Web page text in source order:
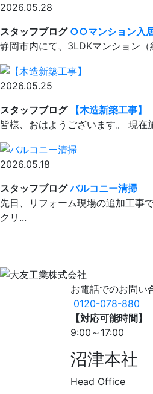
2026.05.28
スタッフブログ ○○マンション入
静岡市内にて、3LDKマンション
2026.05.25
スタッフブログ
【木造新築工事】
皆様、おはようございます。 現
2026.05.18
スタッフブログ バルコニー清掃
先日、リフォーム現場の追加工事
クリ...
お電話でのお問い
0120-078-880
【対応可能時間】
9:00～17:00
沼津本社
Head Office